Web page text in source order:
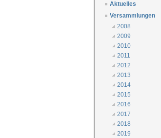
Aktuelles
Versammlungen
2008
2009
2010
2011
2012
2013
2014
2015
2016
2017
2018
2019